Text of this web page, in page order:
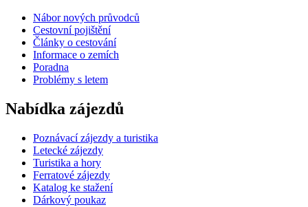
Nábor nových průvodců
Cestovní pojištění
Články o cestování
Informace o zemích
Poradna
Problémy s letem
Nabídka zájezdů
Poznávací zájezdy a turistika
Letecké zájezdy
Turistika a hory
Ferratové zájezdy
Katalog ke stažení
Dárkový poukaz